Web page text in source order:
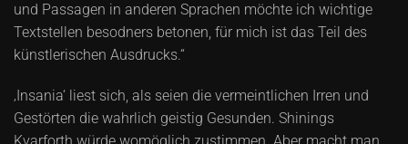
und Passagen in anderen Sprachen möchte ich wichtige
Textstellen besodners betonen, für mich ist das Teil des
künstlerischen Ausdrucks.“
‚Insania‘ liest sich, als seien die vermeintlichen Irren und
Gestörten die wahrlich geistig Gesunden. Shinings